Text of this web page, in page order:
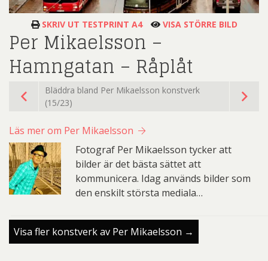
SKRIV UT TESTPRINT A4 VISA STÖRRE BILD
Per Mikaelsson –
Hamngatan – Råplåt
Bläddra bland Per Mikaelsson konstverk
(15/23)
Läs mer om Per Mikaelsson
Fotograf Per Mikaelsson tycker att
bilder är det bästa sättet att
kommunicera. Idag används bilder som
den enskilt största mediala…
Visa fler konstverk av Per Mikaelsson →